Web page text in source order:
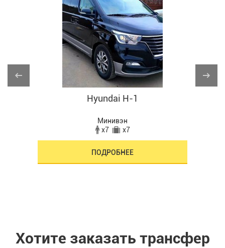
Hyundai H-1
Минивэн
x7
x7
ПОДРОБНЕЕ
Хотите заказать трансфер